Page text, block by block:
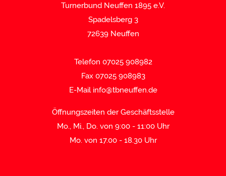
Turnerbund Neuffen 1895 e.V.
Spadelsberg 3
72639 Neuffen
Telefon 07025 908982
Fax 07025 908983
E-Mail info@tbneuffen.de
Öffnungszeiten der Geschäftsstelle
Mo., Mi., Do. von 9:00 - 11:00 Uhr
Mo. von 17.00 - 18.30 Uhr